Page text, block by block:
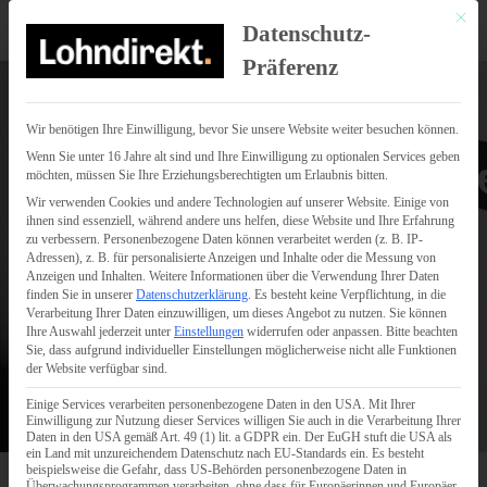
Mit
Datenschutz-
Präferenz
Wir benötigen Ihre Einwilligung, bevor Sie unsere Website weiter besuchen können.
Wenn Sie unter 16 Jahre alt sind und Ihre Einwilligung zu optionalen Services geben
möchten, müssen Sie Ihre Erziehungsberechtigten um Erlaubnis bitten.
Wir verwenden Cookies und andere Technologien auf unserer Website. Einige von
ihnen sind essenziell, während andere uns helfen, diese Website und Ihre Erfahrung
zu verbessern. Personenbezogene Daten können verarbeitet werden (z. B. IP-
Adressen), z. B. für personalisierte Anzeigen und Inhalte oder die Messung von
Anzeigen und Inhalten. Weitere Informationen über die Verwendung Ihrer Daten
finden Sie in unserer Datenschutzerklärung. Es besteht keine Verpflichtung, in die
Verarbeitung Ihrer Daten einzuwilligen, um dieses Angebot zu nutzen. Sie können
Ihre Auswahl jederzeit unter Einstellungen widerrufen oder anpassen. Bitte beachten
Sie, dass aufgrund individueller Einstellungen möglicherweise nicht alle Funktionen
der Website verfügbar sind.
Einige Services verarbeiten personenbezogene Daten in den USA. Mit Ihrer
Einwilligung zur Nutzung dieser Services willigen Sie auch in die Verarbeitung Ihrer
Daten in den USA gemäß Art. 49 (1) lit. a GDPR ein. Der EuGH stuft die USA als
ein Land mit unzureichendem Datenschutz nach EU-Standards ein. Es besteht
beispielsweise die Gefahr, dass US-Behörden personenbezogene Daten in